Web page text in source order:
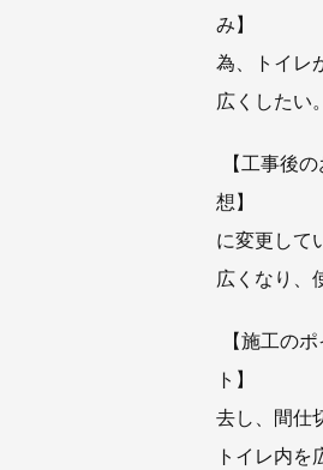
み
為、トイレ
広くしたい。
【工事後
想
に変更して
広くなり、
【施工の
去し、間仕
トイレ内を